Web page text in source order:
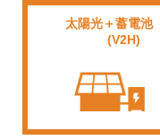
太陽光＋蓄電池
(V2H)